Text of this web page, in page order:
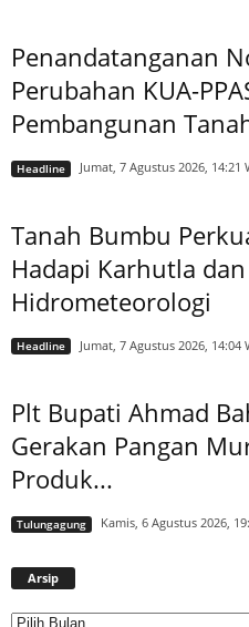
Penandatanganan
Perubahan KUA-
Pembangunan
Headline Jumat, 7 Agustus 2026, 14:21
Tanah Bumbu
Hadapi Karhutla
Hidrometeorologi
Headline Jumat, 7 Agustus 2026, 14:04
Plt Bupati Ahmad
Gerakan Pangan
Produk...
Tulungagung Kamis, 6 Agustus 2026,
Arsip